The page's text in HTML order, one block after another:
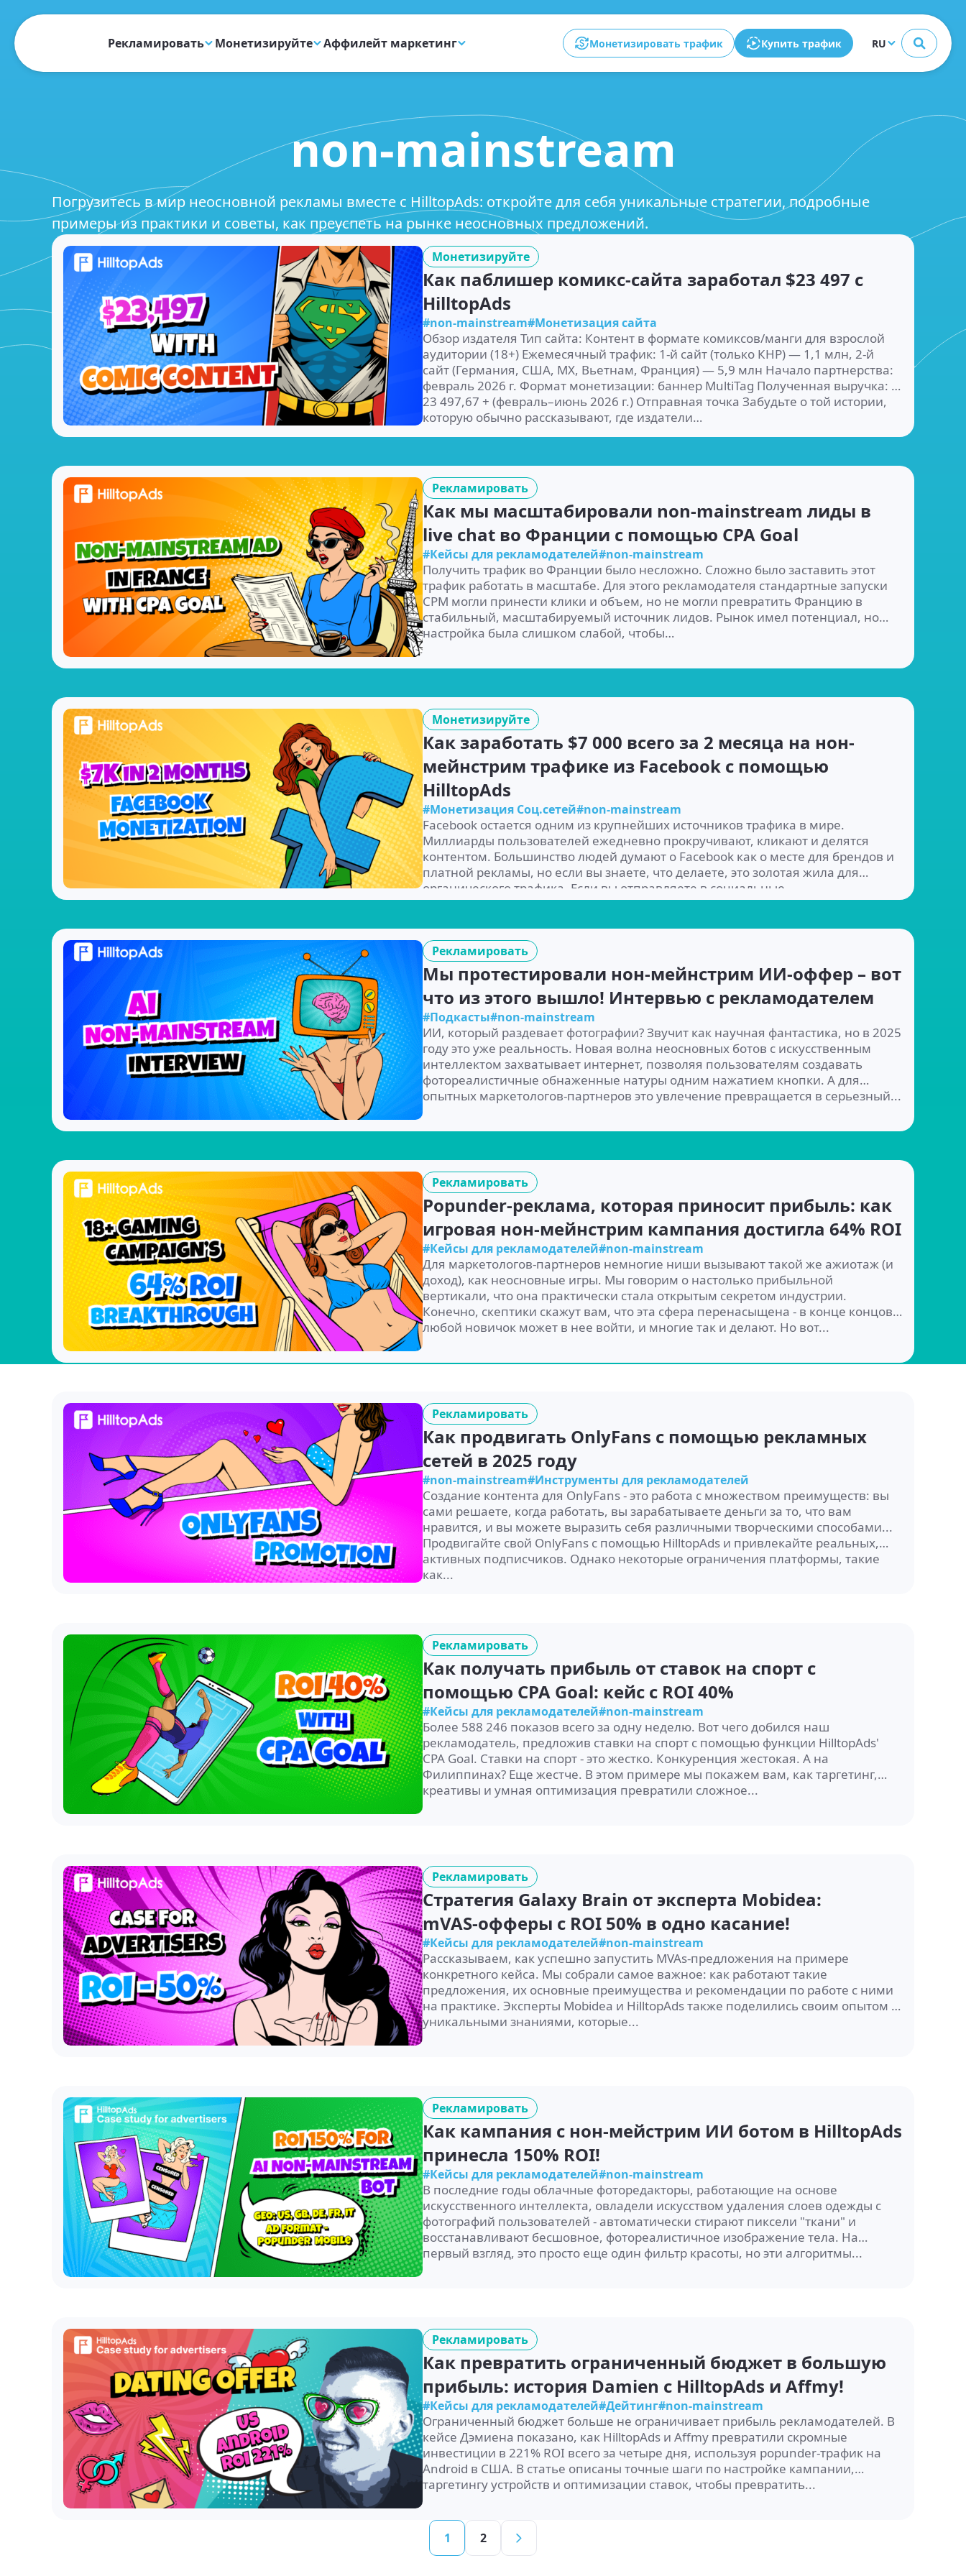
Рекламировать Монетизируйте Аффилейт маркетинг Монетизировать трафик Купить трафик RU
Закрыть
non-mainstream
Погрузитесь в мир неосновной рекламы вместе с HilltopAds: откройте для себя уникальные стратегии, подробные
примеры из практики и советы, как преуспеть на рынке неосновных предложений.
Монетизируйте
Как паблишер комикс-сайта заработал $23 497 с
HilltopAds
#non-mainstream#Монетизация сайта
Обзор издателя Тип сайта: Контент в формате комиксов/манги для взрослой
аудитории (18+) Ежемесячный трафик: 1-й сайт (только КНР) — 1,1 млн, 2-й
сайт (Германия, США, MX, Вьетнам, Франция) — 5,9 млн Начало партнерства:
февраль 2026 г. Формат монетизации: баннер MultiTag Полученная выручка: $
23 497,67 + (февраль–июнь 2026 г.) Отправная точка Забудьте о той истории,
которую обычно рассказывают, где издатели…
Рекламировать
Как мы масштабировали non-mainstream лиды в
live chat во Франции с помощью CPA Goal
#Кейсы для рекламодателей#non-mainstream
Получить трафик во Франции было несложно. Сложно было заставить этот
трафик работать в масштабе. Для этого рекламодателя стандартные запуски
CPM могли принести клики и объем, но не могли превратить Францию ​​в
стабильный, масштабируемый источник лидов. Рынок имел потенциал, но
настройка была слишком слабой, чтобы…
Монетизируйте
Как заработать $7 000 всего за 2 месяца на нон-
мейнстрим трафике из Facebook с помощью
HilltopAds
#Монетизация Соц.сетей#non-mainstream
Facebook остается одним из крупнейших источников трафика в мире.
Миллиарды пользователей ежедневно прокручивают, кликают и делятся
контентом. Большинство людей думают о Facebook как о месте для брендов и
платной рекламы, но если вы знаете, что делаете, это золотая жила для
органического трафика. Если вы отправляете в социальные...
Рекламировать
Мы протестировали нон-мейнстрим ИИ‑оффер – вот
что из этого вышло! Интервью с рекламодателем
#Подкасты#non-mainstream
ИИ, который раздевает фотографии? Звучит как научная фантастика, но в 2025
году это уже реальность. Новая волна неосновных ботов с искусственным
интеллектом захватывает интернет, позволяя пользователям создавать
фотореалистичные обнаженные натуры одним нажатием кнопки. А для
опытных маркетологов-партнеров это увлечение превращается в серьезный...
Рекламировать
Popunder-реклама, которая приносит прибыль: как
игровая нон-мейнстрим кампания достигла 64% ROI
#Кейсы для рекламодателей#non-mainstream
Для маркетологов-партнеров немногие ниши вызывают такой же ажиотаж (и
доход), как неосновные игры. Мы говорим о настолько прибыльной
вертикали, что она практически стала открытым секретом индустрии.
Конечно, скептики скажут вам, что эта сфера перенасыщена - в конце концов,
любой новичок может в нее войти, и многие так и делают. Но вот...
Рекламировать
Как продвигать OnlyFans с помощью рекламных
сетей в 2025 году
#non-mainstream#Инструменты для рекламодателей
Создание контента для OnlyFans - это работа с множеством преимуществ: вы
сами решаете, когда работать, вы зарабатываете деньги за то, что вам
нравится, и вы можете выразить себя различными творческими способами...
Продвигайте свой OnlyFans с помощью HilltopAds и привлекайте реальных,
активных подписчиков. Однако некоторые ограничения платформы, такие
как...
Рекламировать
Как получать прибыль от ставок на спорт с
помощью CPA Goal: кейс с ROI 40%
#Кейсы для рекламодателей#non-mainstream
Более 588 246 показов всего за одну неделю. Вот чего добился наш
рекламодатель, предложив ставки на спорт с помощью функции HilltopAds'
CPA Goal. Ставки на спорт - это жестко. Конкуренция жестокая. А на
Филиппинах? Еще жестче. В этом примере мы покажем вам, как таргетинг,
креативы и умная оптимизация превратили сложное...
Рекламировать
Стратегия Galaxy Brain от эксперта Mobidea:
mVAS‑офферы с ROI 50% в одно касание!
#Кейсы для рекламодателей#non-mainstream
Рассказываем, как успешно запустить MVAs-предложения на примере
конкретного кейса. Мы собрали самое важное: как работают такие
предложения, их основные преимущества и рекомендации по работе с ними
на практике. Эксперты Mobidea и HilltopAds также поделились своим опытом и
уникальными знаниями, которые...
Рекламировать
Как кампания с нон-мейстрим ИИ ботом в HilltopAds
принесла 150% ROI!
#Кейсы для рекламодателей#non-mainstream
В последние годы облачные фоторедакторы, работающие на основе
искусственного интеллекта, овладели искусством удаления слоев одежды с
фотографий пользователей - автоматически стирают пиксели "ткани" и
восстанавливают бесшовное, фотореалистичное изображение тела. На
первый взгляд, это просто еще один фильтр красоты, но эти алгоритмы...
Рекламировать
Как превратить ограниченный бюджет в большую
прибыль: история Damien с HilltopAds и Affmy!
#Кейсы для рекламодателей#Дейтинг#non-mainstream
Ограниченный бюджет больше не ограничивает прибыль рекламодателей. В
кейсе Дэмиена показано, как HilltopAds и Affmy превратили скромные
инвестиции в 221% ROI всего за четыре дня, используя popunder-трафик на
Android в США. В статье описаны точные шаги по настройке кампании,
таргетингу устройств и оптимизации ставок, чтобы превратить...
1 2